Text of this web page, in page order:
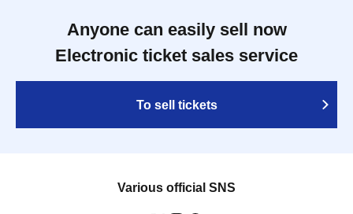
Anyone can easily sell now
Electronic ticket sales service
To sell tickets
Various official SNS